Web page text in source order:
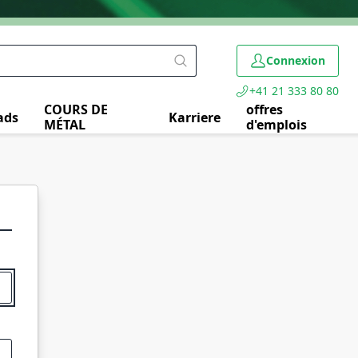
Connexion
+41 21 333 80 80
COURS DE
MÉTAL
Karriere
offres
d'emplois